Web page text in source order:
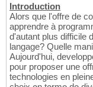
Introduction
Alors que l'offre de
apprendre à
d'autant plus difficile
langage? Quelle
Aujourd'hui,
pour proposer une
technologies en